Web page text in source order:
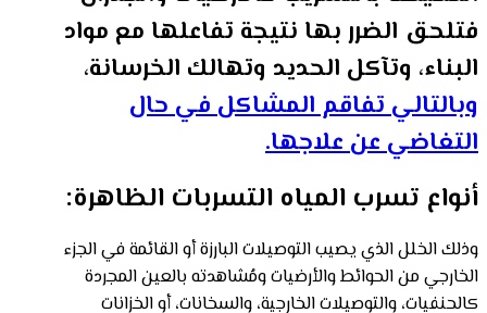
فتلحق الضرر بها نتيجة تفاعلها مع مواد
البناء، وتآكل الحديد وتهالك الخرسانة،
وبالتالي تفاقم المشاكل في حال
التغاضي عن علاجها.
أنواع تسرب المياه التسربات الظاهرة:
وذلك الخلل الذي يصيب التوصيلات البارزة أو القائمة في الجزء
الخارجي من الحوائط والأرضيات ومُشاهدته بالعين المجردة
كالحنفيات، والتوصيلات الخارجية، والسخانات، أو الخزانات